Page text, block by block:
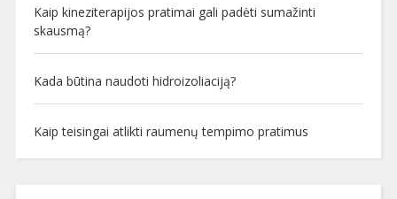
Kaip kineziterapijos pratimai gali padėti sumažinti
skausmą?
Kada būtina naudoti hidroizoliaciją?
Kaip teisingai atlikti raumenų tempimo pratimus